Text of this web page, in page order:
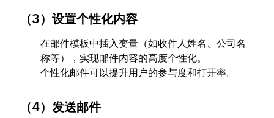
（3）设置个性化内容
在邮件模板中插入变量（如收件人姓名、公司名
称等），实现邮件内容的高度个性化。
个性化邮件可以提升用户的参与度和打开率。
（4）发送邮件